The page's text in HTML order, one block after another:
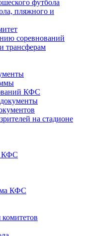
футбола
пляжного и
соревнований
трансферам
КФС
на стадионе
КФС
КФС